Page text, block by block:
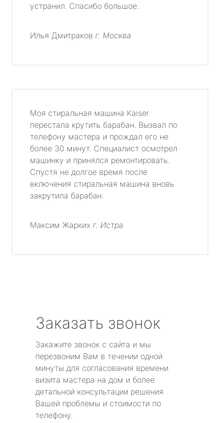
устранил. Спасибо большое.
Илья Дмитраков г. Москва
Моя стиральная машина Kaiser
перестала крутить барабан. Вызвал по
телефону мастера и прождал его не
более 30 минут. Специалист осмотрел
машинку и принялся ремонтировать.
Спустя не долгое время после
включения стиральная машина вновь
закрутила барабан.
Максим Жарких г. Истра
Заказать звонок
Закажите звонок с сайта и мы
перезвоним Вам в течении одной
минуты для согласования времени
визита мастера на дом и более
детальной консультации решения
Вашей проблемы и стоимости по
телефону.